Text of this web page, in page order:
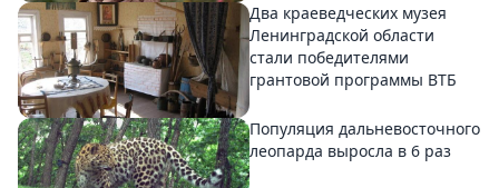
Два краеведческих музея
Ленинградской области
стали победителями
грантовой программы ВТБ
Популяция дальневосточного
леопарда выросла в 6 раз